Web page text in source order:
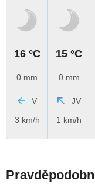
16 °C
0 mm
V
3 km/h
15 °C
0 mm
JV
1 km/h